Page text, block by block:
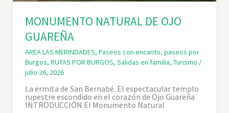
MONUMENTO NATURAL DE OJO
GUAREÑA
AREA LAS MERINDADES, Paseos con encanto, paseos por
Burgos, RUTAS POR BURGOS, Salidas en familia, Turismo /
julio 26, 2026
La ermita de San Bernabé. El espectacular templo
rupestre escondido en el corazón de Ojo Guareña
INTRODUCCIÓN El Monumento Natural